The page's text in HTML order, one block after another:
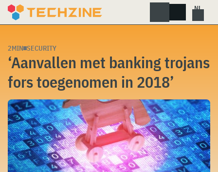
Skip
2MIN SECURITY
‘Aanvallen met banking trojans
fors toegenomen in 2018’